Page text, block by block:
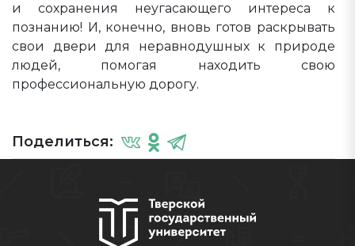
и сохранения неугасающего интереса к
познанию! И, конечно, вновь готов раскрывать
свои двери для неравнодушных к природе
людей, помогая находить свою
профессиональную дорогу.
Поделиться: